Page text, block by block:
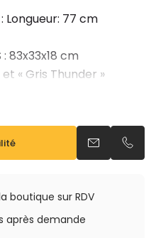
: Longueur: 77 cm
: 83x33x18 cm
« Gris Thunder »
Envoyer un
boutique sur RDV
après demande